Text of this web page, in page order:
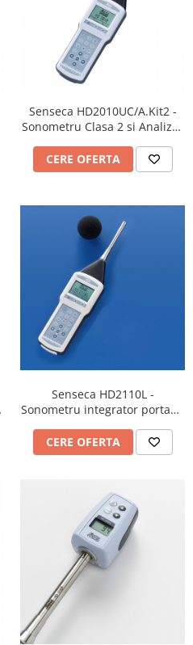
Senseca HD2010UC/A.Kit2 -
Sonometru Clasa 2 si Analizor
conform IEC 61672 )
CERE OFERTA
Senseca HD2110L -
Sonometru integrator portabil
conform IEC 61672 si clasa 1
conform IEC 61260.
CERE OFERTA